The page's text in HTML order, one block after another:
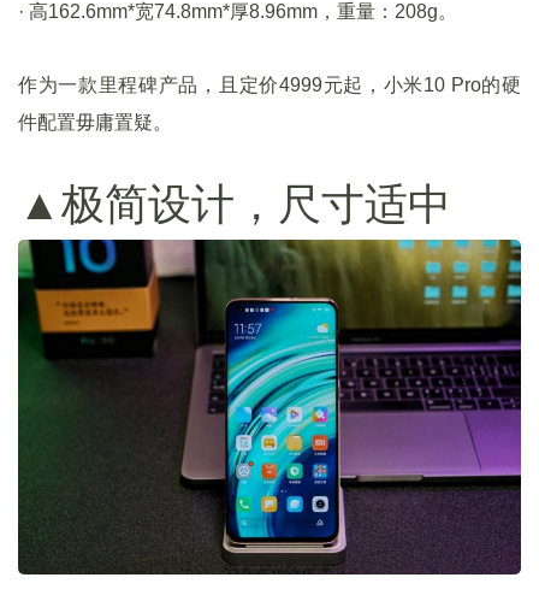
· 高162.6mm*宽74.8mm*厚8.96mm，重量：208g。
作为一款里程碑产品，且定价4999元起，小米10 Pro的硬
件配置毋庸置疑。
▲极简设计，尺寸适中